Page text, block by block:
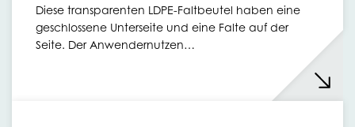
Diese transparenten LDPE-Faltbeutel haben eine
geschlossene Unterseite und eine Falte auf der
Seite. Der Anwendernutzen…